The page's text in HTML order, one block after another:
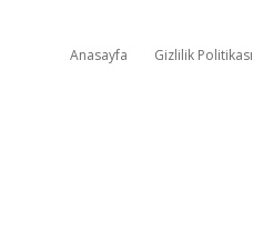
Anasayfa Gizlilik Politikası